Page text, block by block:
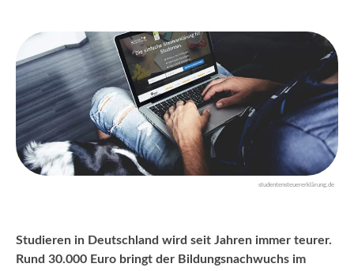
studentensteuererklärung.de
Studieren in Deutschland wird seit Jahren immer teurer.
Rund 30.000 Euro bringt der Bildungsnachwuchs im